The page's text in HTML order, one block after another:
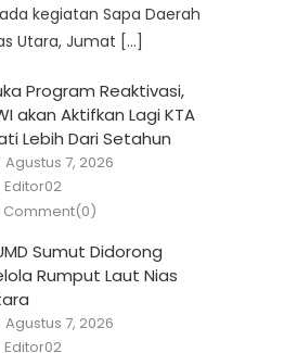
kegiatan Sapa Daerah
Utara, Jumat […]
Program Reaktivasi,
akan Aktifkan Lagi KTA
Lebih Dari Setahun
Posted
on
Agustus 7, 2026
Author
Editor02
Comment(0)
Sumut Didorong
Rumput Laut Nias
Posted
on
Agustus 7, 2026
Author
Editor02